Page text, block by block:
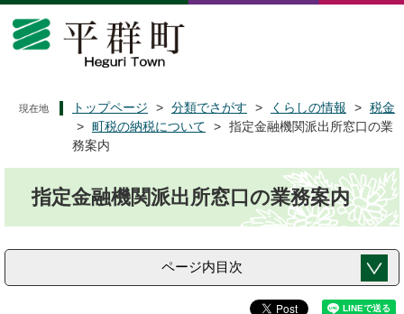
ペ
メ
現在地 トップページ > 分類でさがす > くらしの情報 > 税金
> 町税の納税について > 指定金融機関派出所窓口の業
務案内
指定金融機関派出所窓口の業務案内
ページ内目次